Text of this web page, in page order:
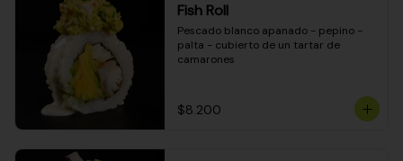
Fish Roll
Pescado blanco apanado - pepino -
palta - cubierto de un tartar de
camarones
$8.200